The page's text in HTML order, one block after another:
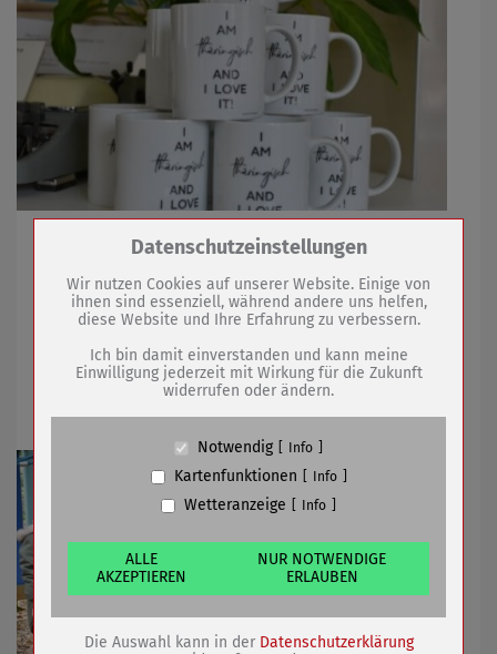
Produkte aus Thüringen-Shop ebenfalls neu
26.10.2021 mehr
Sternengruppe der Kita Flax und Krümel
zu Besuch im Rathaus
Zum Betrieb der Seite notwendige Cookies /
Name
PHP Session Cookie
Anbieter
Eigentümer dieser Website (Wenko-
Wenselaar GmbH & Co. KG)
Absicherung Kontaktformular / SPAM
Cookiespeicherung Entscheidungscookie
Anbieter
Eigentümer dieser Website (Wenko-
Wenselaar GmbH & Co. KG)
Zweck
Speichert die Einstellungen der Besucher
bezüglich der Speicherung von Cookies.
Cookie Name
dywc
Cookie Laufzeit
1 Jahr
Datenschutzeinstellungen
Wir nutzen Cookies auf unserer Website. Einige von
ihnen sind essenziell, während andere uns helfen,
diese Website und Ihre Erfahrung zu verbessern.
Ich bin damit einverstanden und kann meine
Einwilligung jederzeit mit Wirkung für die Zukunft
widerrufen oder ändern.
Notwendig Info
Kartenfunktionen Info
Wetteranzeige Info
ALLE
AKZEPTIEREN
NUR NOTWENDIGE
ERLAUBEN
Die Auswahl kann in der Datenschutzerklärung